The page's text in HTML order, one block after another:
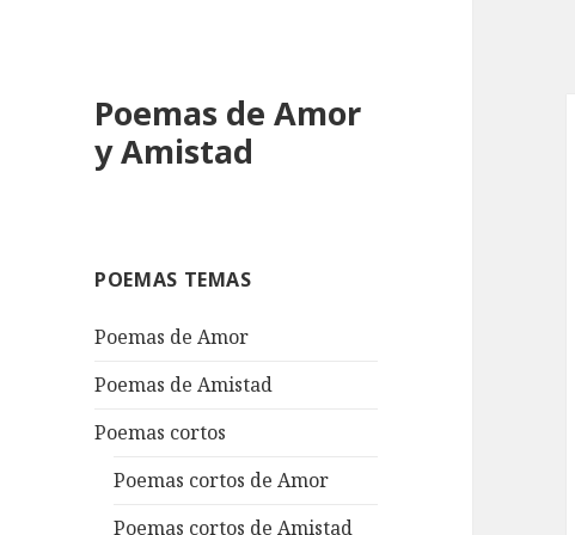
Poemas de Amor
y Amistad
POEMAS TEMAS
Poemas de Amor
Poemas de Amistad
Poemas cortos
Poemas cortos de Amor
Poemas cortos de Amistad